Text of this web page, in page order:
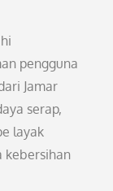
pengguna
Jamar
serap,
layak
kebersihan